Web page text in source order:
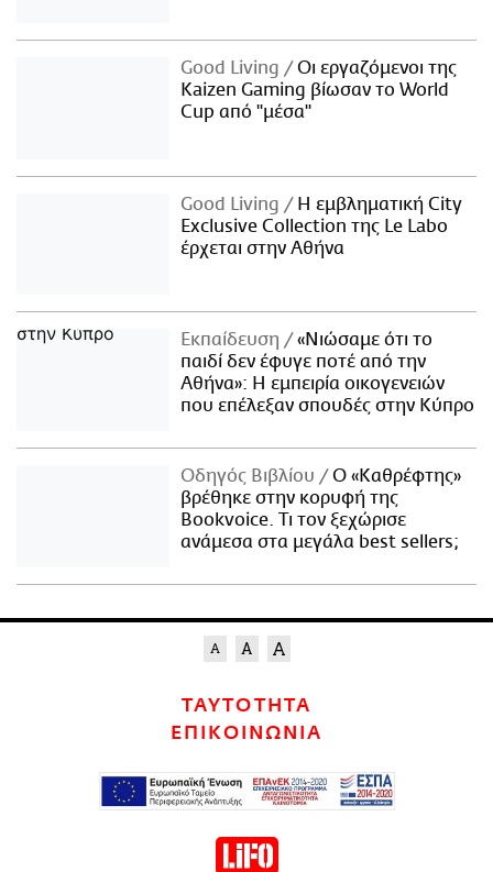
Good Living
Οι εργαζόμενοι της
Kaizen Gaming βίωσαν το World
Cup από "μέσα"
Good Living
Η εμβληματική City
Exclusive Collection της Le Labo
έρχεται στην Αθήνα
Εκπαίδευση
«Νιώσαμε ότι το
παιδί δεν έφυγε ποτέ από την
Αθήνα»: Η εμπειρία οικογενειών
που επέλεξαν σπουδές στην Κύπρο
Οδηγός Βιβλίου
Ο «Καθρέφτης»
βρέθηκε στην κορυφή της
Bookvoice. Τι τον ξεχώρισε
ανάμεσα στα μεγάλα best sellers;
ΤΑΥΤΟΤΗΤΑ
ΕΠΙΚΟΙΝΩΝΙΑ